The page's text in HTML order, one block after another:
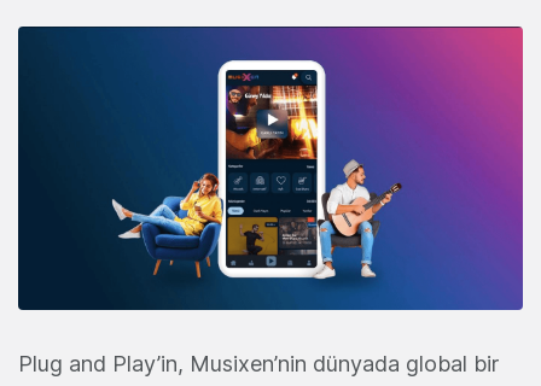
Plug and Play’in, Musixen’nin dünyada global bir